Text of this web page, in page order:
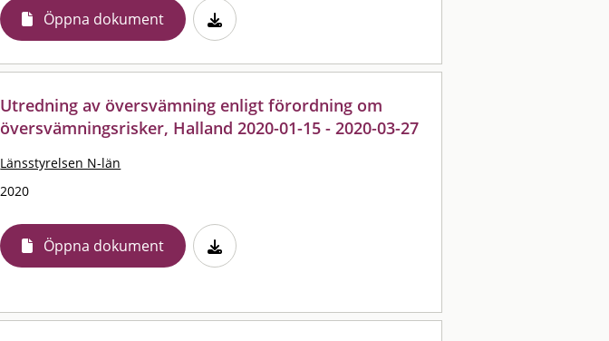
Öppna dokument
Utredning av översvämning enligt förordning om
översvämningsrisker, Halland 2020-01-15 - 2020-03-27
Länsstyrelsen N-län
2020
Öppna dokument